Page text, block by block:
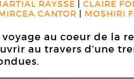
RAYSSE
CLAIRE
CANTOR MOSHIRI
au coeur de la
au travers d’une